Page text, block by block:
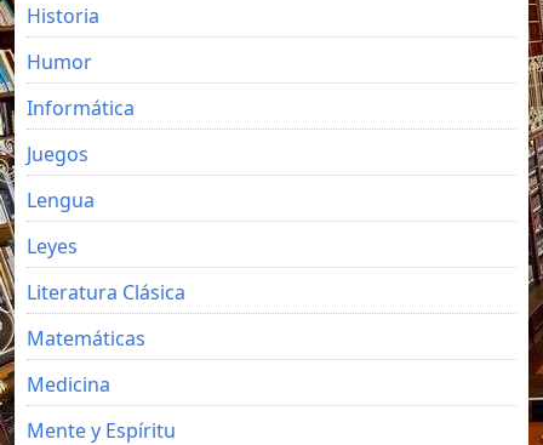
Historia
Humor
Informática
Juegos
Lengua
Leyes
Literatura Clásica
Matemáticas
Medicina
Mente y Espíritu